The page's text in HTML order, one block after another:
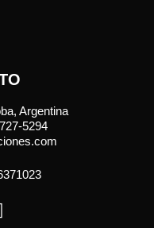
Argentina
5294